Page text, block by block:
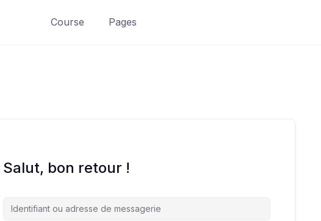
Course Pages
Salut, bon retour !